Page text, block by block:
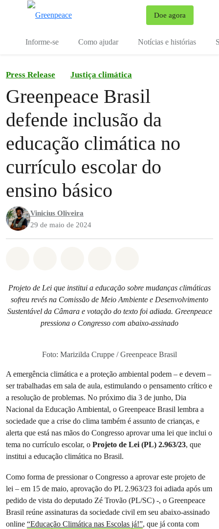
Doe agora
Informe-se Como ajudar Notícias e histórias
Press Release Justiça climática
Greenpeace Brasil
defende inclusão da
educação climática no
currículo escolar do
ensino básico
Vinicius Oliveira
29 de maio de 2024
Projeto de Lei que institui a educação sobre mudanças climáticas
sofreu revés na Comissão de Meio Ambiente e Desenvolvimento
Sustentável da Câmara e votação do texto foi adiada. Greenpeace
pressiona o Congresso com abaixo-assinado
Foto: Marizilda Cruppe / Greenpeace Brasil
A emergência climática e a proteção ambiental podem – e devem –
ser trabalhadas em sala de aula, estimulando o pensamento crítico e
a resolução de problemas. No próximo dia 3 de junho, Dia
Nacional da Educação Ambiental, o Greenpeace Brasil lembra a
sociedade que a crise do clima também é assunto de crianças, e
alerta que está nas mãos do Congresso aprovar uma lei que inclui o
tema no currículo escolar, o Projeto de Lei (PL) 2.963/23, que
institui a educação climática no Brasil.
Como forma de pressionar o Congresso a aprovar este projeto de
lei – em 15 de maio, aprovação do PL 2.963/23 foi adiada após um
pedido de vista do deputado Zé Trovão (PL/SC) -, o Greenpeace
Brasil reúne assinaturas da sociedade civil em seu abaixo-assinado
online “Educação Climática nas Escolas já!”, que já conta com